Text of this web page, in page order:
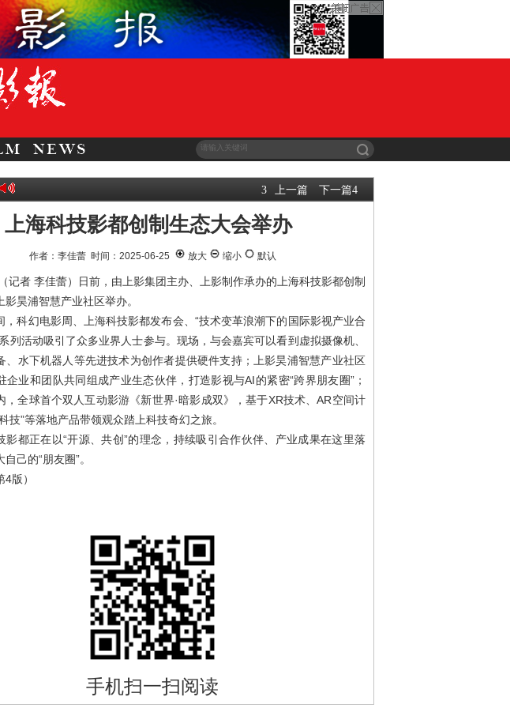
3 上一篇 下一篇4
上海科技影都创制生态大会举办
作者：李佳蕾 时间：2025-06-25 放大 缩小 默认
记者 李佳蕾）日前，由上影集团主办、上影制作承办的上海科技影都创制
影昊浦智慧产业社区举办。
，科幻电影周、上海科技影都发布会、“技术变革浪潮下的国际影视产业合
列活动吸引了众多业界人士参与。现场，与会嘉宾可以看到虚拟摄像机、
、水下机器人等先进技术为创作者提供硬件支持；上影昊浦智慧产业社区
企业和团队共同组成产业生态伙伴，打造影视与AI的紧密“跨界朋友圈”；
，全球首个双人互动影游《新世界·暗影成双》，基于XR技术、AR空间计
技”等落地产品带领观众踏上科技奇幻之旅。
影都正在以“开源、共创”的理念，持续吸引合作伙伴、产业成果在这里落
己的“朋友圈”。
4版）
手机扫一扫阅读